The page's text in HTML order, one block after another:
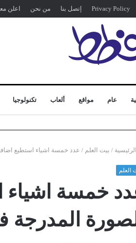
Privacy Policy إتصل بنا من نحن اعلن
عام مواقع ألعاب تكنولوجيا
الرئيسية / بيت العلم / عدد خمسة اشياء استطيع
العلم
خمسة اشياء
المدرجة